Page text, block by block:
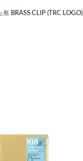
BRASS CLIP (TRC LOGO)